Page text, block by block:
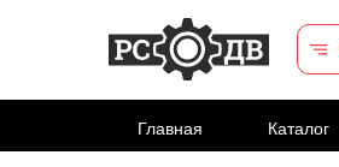
Перейти к основному содержанию
Главная Каталог